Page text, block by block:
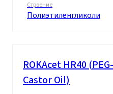
Строение
Полиэтиленгликоли
ROKAcet HR40
Castor Oil)